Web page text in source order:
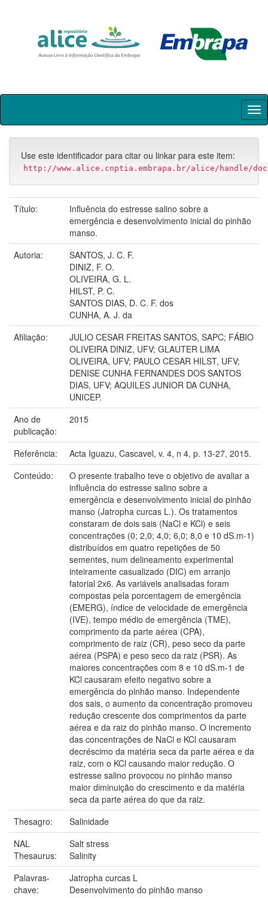
Skip
Use este identificador para citar ou linkar para este item:
http://www.alice.cnptia.embrapa.br/alice/handle/doc/
Título:
Influência do estresse salino sobre a
emergência e desenvolvimento inicial do pinhão
manso.
Autoria:
SANTOS, J. C. F.
DINIZ, F. O.
OLIVEIRA, G. L.
HILST, P. C.
SANTOS DIAS, D. C. F. dos
CUNHA, A. J. da
Afiliação:
JULIO CESAR FREITAS SANTOS, SAPC; FÁBIO
OLIVEIRA DINIZ, UFV; GLAUTER LIMA
OLIVEIRA, UFV; PAULO CESAR HILST, UFV;
DENISE CUNHA FERNANDES DOS SANTOS
DIAS, UFV; AQUILES JUNIOR DA CUNHA,
UNICEP.
Ano de
publicação:
2015
Referência:
Acta Iguazu, Cascavel, v. 4, n 4, p. 13-27, 2015.
Conteúdo:
O presente trabalho teve o objetivo de avaliar a
influência do estresse salino sobre a
emergência e desenvolvimento inicial do pinhão
manso (Jatropha curcas L.). Os tratamentos
constaram de dois sais (NaCl e KCl) e seis
concentrações (0; 2,0; 4,0; 6,0; 8,0 e 10 dS.m-1)
distribuídos em quatro repetições de 50
sementes, num delineamento experimental
inteiramente casualizado (DIC) em arranjo
fatorial 2x6. As variáveis analisadas foram
compostas pela porcentagem de emergência
(EMERG), índice de velocidade de emergência
(IVE), tempo médio de emergência (TME),
comprimento da parte aérea (CPA),
comprimento de raiz (CR), peso seco da parte
aérea (PSPA) e peso seco da raiz (PSR). As
maiores concentrações com 8 e 10 dS.m-1 de
KCl causaram efeito negativo sobre a
emergência do pinhão manso. Independente
dos sais, o aumento da concentração promoveu
redução crescente dos comprimentos da parte
aérea e da raiz do pinhão manso. O incremento
das concentrações de NaCl e KCl causaram
decréscimo da matéria seca da parte aérea e da
raiz, com o KCl causando maior redução. O
estresse salino provocou no pinhão manso
maior diminuição do crescimento e da matéria
seca da parte aérea do que da raiz.
Thesagro:
Salinidade
NAL
Thesaurus:
Salt stress
Salinity
Palavras-
chave:
Jatropha curcas L
Desenvolvimento do pinhão manso